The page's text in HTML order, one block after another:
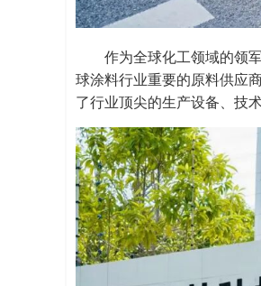
作为全球化工领域的领
球涂料行业重要的原料供应
了行业顶尖的生产设备、技